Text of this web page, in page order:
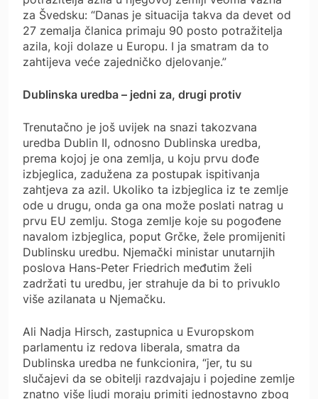
za Švedsku: “Danas je situacija takva da devet od
27 zemalja članica primaju 90 posto potražitelja
azila, koji dolaze u Europu. I ja smatram da to
zahtijeva veće zajedničko djelovanje.”
Dublinska uredba – jedni za, drugi protiv
Trenutačno je još uvijek na snazi takozvana
uredba Dublin II, odnosno Dublinska uredba,
prema kojoj je ona zemlja, u koju prvu dođe
izbjeglica, zadužena za postupak ispitivanja
zahtjeva za azil. Ukoliko ta izbjeglica iz te zemlje
ode u drugu, onda ga ona može poslati natrag u
prvu EU zemlju. Stoga zemlje koje su pogođene
navalom izbjeglica, poput Grčke, žele promijeniti
Dublinsku uredbu. Njemački ministar unutarnjih
poslova Hans-Peter Friedrich međutim želi
zadržati tu uredbu, jer strahuje da bi to privuklo
više azilanata u Njemačku.
Ali Nadja Hirsch, zastupnica u Evuropskom
parlamentu iz redova liberala, smatra da
Dublinska uredba ne funkcionira, “jer, tu su
slučajevi da se obitelji razdvajaju i pojedine zemlje
znatno više ljudi moraju primiti jednostavno zbog